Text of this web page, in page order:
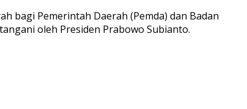
bagi Pemerintah Daerah (Pemda) dan Badan
oleh Presiden Prabowo Subianto.